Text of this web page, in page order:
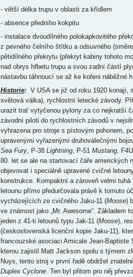
- větší délka trupu v oblasti za křídlem
- absence předního kokpitu
- instalace dvoudílného polokapkovitého
z pevného čelního štítku a odsuvného
pětidílného překrytu (překryt kabiny tohoto
nad obrys hřbetu trupu a svou zadní částí
nástavbu táhnoucí se až ke kořeni náběžné
Historie:V USA se již od roku 1920 konají,
světová válka), rychlostní letecké závody.
urazit trať vytyčenou pylony za co nejkratší
závodní piloti do rychlostních závodů v
vyhrazena pro stroje s pístovým pohonem,
upravenými vyřazenými druhoválečnými
Sea Fury, P-38 Lightning, P-51 Mustang, F4U
80. let se ale na startovací čáře amerických
objevovat i speciálně upravené cvičné
konstrukce. Kompaktní a zároveň velmi
letounu přímo předurčovala právě k tomuto
vycházejících ze cvičného Jaku-11 (Moose)
ve známost jako „Mr. Awesome“. Základem
jeden z 41-ti letounů typu Jak-11 (Moose),
(československá licenční kopie Jaku-11),
francouzské asociaci Amicale Jean-Baptiste
kterou zajistil Matt Jackson spolu s týmem
Nuys, tento stroj v první řadě obdržel
Duplex Cyclone. Ten byl přitom pro něj